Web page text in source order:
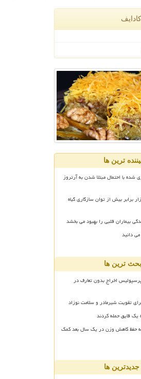
ترین ها
شده با احتمال مبتلا شدن به آرتروز
گرمایش زمین ۵هزار برابر بیش از توان سازگاری گیاه
بیماران قلبی را بهبود می بخشد
دانید
ترین ها
اخراج بدون تعارف در
تقویت شیرمادر و سلامت نوزاد
یک قایق حمله کردند
به حفظ کاهش وزن در یک سال بعد کمک
جدیدترین ها